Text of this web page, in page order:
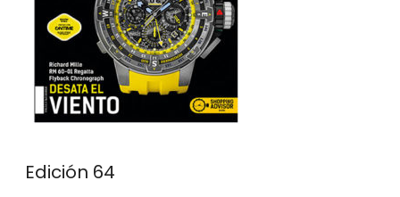
Edición 64